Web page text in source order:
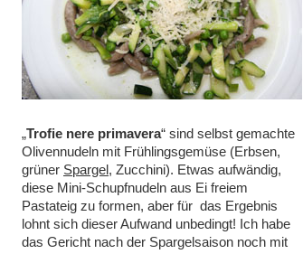
„Trofie nere primavera“ sind selbst gemachte
Olivennudeln mit Frühlingsgemüse (Erbsen,
grüner Spargel, Zucchini). Etwas aufwändig,
diese Mini-Schupfnudeln aus Ei freiem
Pastateig zu formen, aber für das Ergebnis
lohnt sich dieser Aufwand unbedingt! Ich habe
das Gericht nach der Spargelsaison noch mit